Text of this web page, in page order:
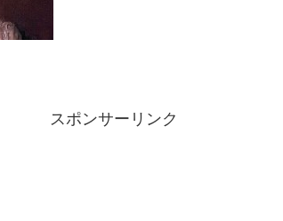
スポンサーリンク